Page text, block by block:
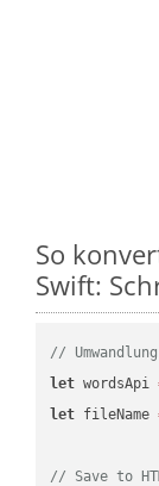
So
Swift:
//
let wordsApi
let fileName
// Save to